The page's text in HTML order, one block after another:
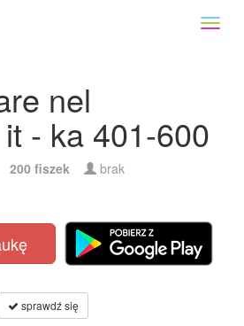
nel
- ka 401-600
200 fiszek brak
sprawdź się